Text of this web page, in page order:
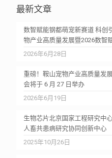
最新文章
数智赋能钢都萌宠新赛道 科
物产业高质量发展暨2026数智
2026年6月28日
重磅！鞍山宠物产业高质量发
会将于 6 月 27 日举办
2026年6月19日
生物芯片北京国家工程研究中
人畜共患病研究协同创新中心
2025年10月26日